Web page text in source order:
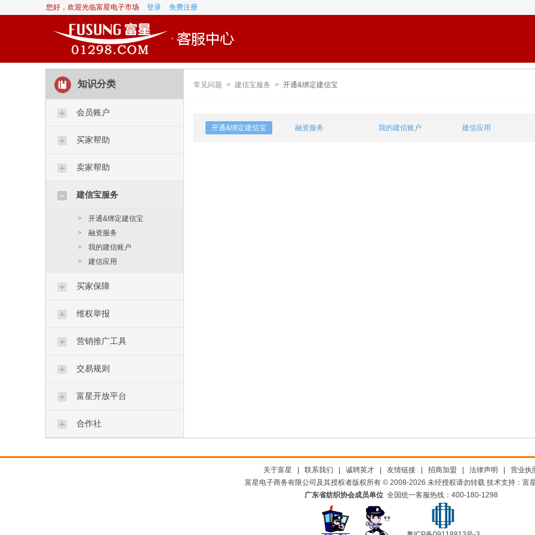
您好，欢迎光临富星电子市场 登录 免费注册
知识分类
会员账户
买家帮助
卖家帮助
建信宝服务
>
开通&绑定建信宝
>
融资服务
>
我的建信账户
>
建信应用
买家保障
维权举报
营销推广工具
交易规则
富星开放平台
合作社
常见问题 > 建信宝服务 > 开通&绑定建信宝
开通&绑定建信宝 融资服务 我的建信账户 建信应用
关于富星 联系我们 诚聘英才 友情链接 招商加盟 法律声明
营业执
富星电子商务有限公司及其授权者版权所有 © 2008-2026 未经授权请勿转载 技术支持：富
广东省纺织协会成员单位 全国统一客服热线： 400-180-1298